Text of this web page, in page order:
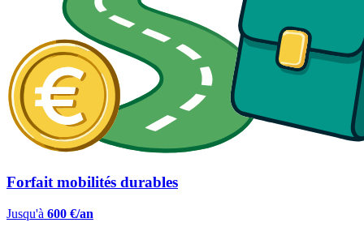
Forfait mobilités durables
Jusqu'à 600 €/an